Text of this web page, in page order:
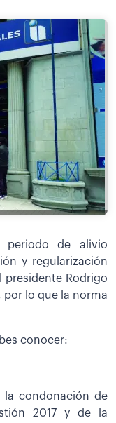
periodo de alivio
y regularización
Rodrigo
por lo que la norma
conocer:
la condonación de
2017 y de la